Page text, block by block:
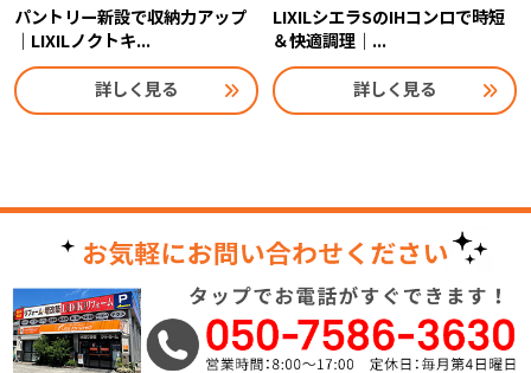
パントリー新設で収納力アップ
｜LIXILノクトキ...
詳しく見る
LIXILシエラSのIHコンロで時短
＆快適調理｜...
詳しく見る